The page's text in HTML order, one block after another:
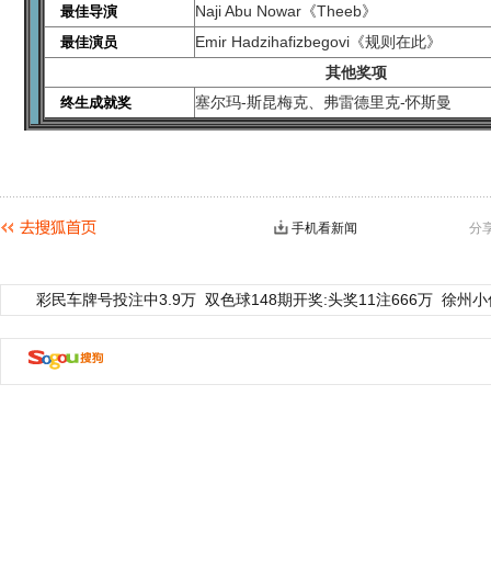
最佳导演 Naji Abu Nowar《Theeb》
最佳演员
Emir Hadzihafizbegovi《规则在此》
其他奖项
终生成就奖 塞尔玛-斯昆梅克、弗雷德里克-怀斯曼
分
手机看新闻
彩民车牌号投注中3.9万 双色球148期开奖:头奖11注666万 徐州